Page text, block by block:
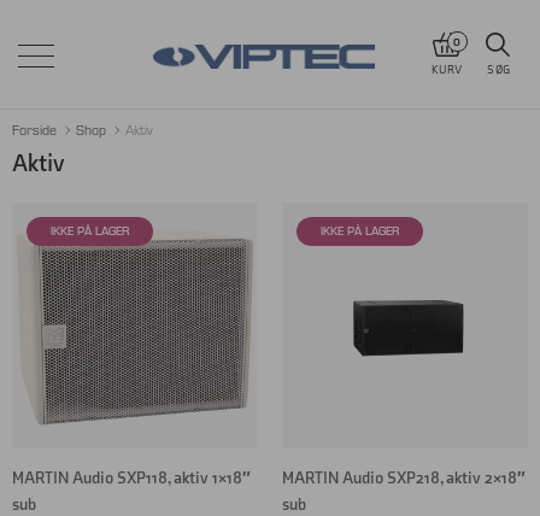
0
KURV
SØG
Forside Shop Aktiv
Aktiv
MARTIN Audio SXP118, aktiv 1×18″
sub
MARTIN Audio SXP218, aktiv 2×18″
sub